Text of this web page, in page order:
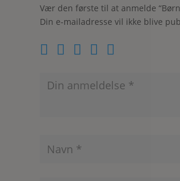
Vær den første til at anmelde
Din e-mailadresse vil ikke blive